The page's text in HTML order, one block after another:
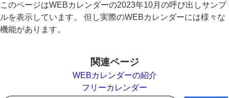
このページはWEBカレンダーの2023年10月の呼び出しサンプ
ルを表示しています。 但し実際のWEBカレンダーには様々な
機能があります。
関連ページ
WEBカレンダーの紹介
フリーカレンダー